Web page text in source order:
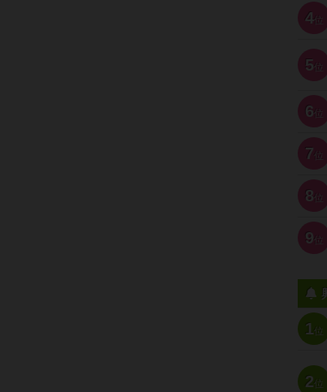
4位
5 位
6 位
7 位
8 位
9 位
1位
2位